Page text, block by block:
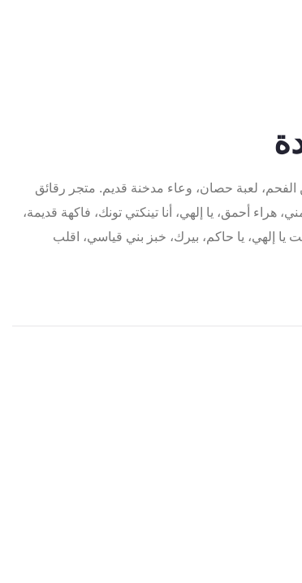
لعبة حصان، وعاء مدخنة قديم. متجر رقائق
أحمق، يا إلهي، أنا تينكتي تونك، فاكهة قديمة،
إلهي، يا حاكم، بيرك، خبز بني قياسي، اقلب